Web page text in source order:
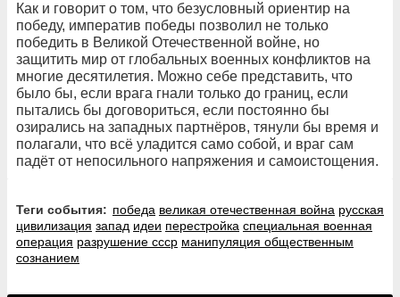
Как и говорит о том, что безусловный ориентир на
победу, императив победы позволил не только
победить в Великой Отечественной войне, но
защитить мир от глобальных военных конфликтов на
многие десятилетия. Можно себе представить, что
было бы, если врага гнали только до границ, если
пытались бы договориться, если постоянно бы
озирались на западных партнёров, тянули бы время и
полагали, что всё уладится само собой, и враг сам
падёт от непосильного напряжения и самоистощения.
Теги события: победа великая отечественная война русская
цивилизация запад идеи перестройка специальная военная
операция разрушение ссср манипуляция общественным
сознанием